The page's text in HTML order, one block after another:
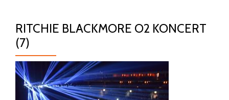
RITCHIE BLACKMORE O2 KONCERT
(7)